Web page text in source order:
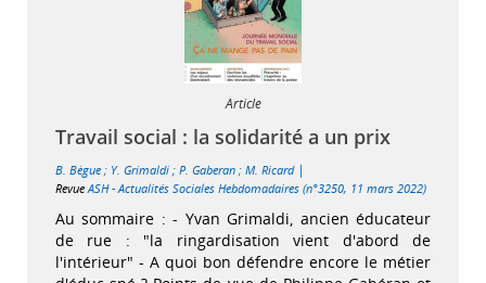
Article
Travail social : la solidarité a un prix
B. Bègue ; Y. Grimaldi ; P. Gaberan ; M. Ricard |
Revue ASH - Actualités Sociales Hebdomadaires (n°3250, 11 mars 2022)
Au sommaire : - Yvan Grimaldi, ancien éducateur
de rue : "la ringardisation vient d'abord de
l'intérieur" - A quoi bon défendre encore le métier